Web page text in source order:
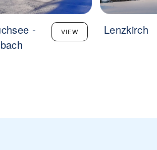
-
VIEW Lenzkirch